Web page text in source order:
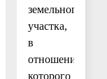
земельного
участка,
в
отношении
которого